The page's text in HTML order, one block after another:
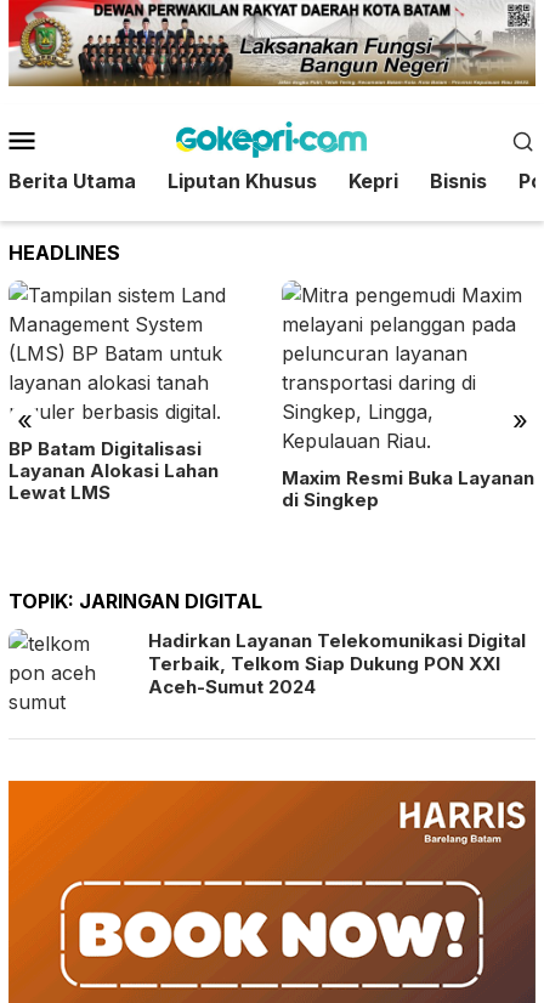
Loncat
ke
konten
Mobile
Berita Utama Liputan Khusus Kepri Bisnis
HEADLINES
« »
BP Batam Digitalisasi
Layanan Alokasi Lahan
Lewat LMS
Maxim Resmi Buka Layanan
di Singkep
TOPIK: JARINGAN DIGITAL
Hadirkan Layanan Telekomunikasi Digital
Terbaik, Telkom Siap Dukung PON XXI
Aceh-Sumut 2024